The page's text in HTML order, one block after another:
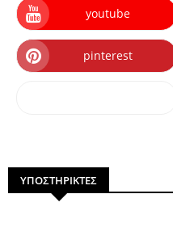
youtube
pinterest
ΥΠΟΣΤΗΡΙΚΤΕΣ